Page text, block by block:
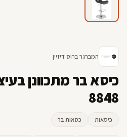
המברגר ברוס דיזיין
כיסא בר מתכוונן
8848
כיסאות כסאות בר